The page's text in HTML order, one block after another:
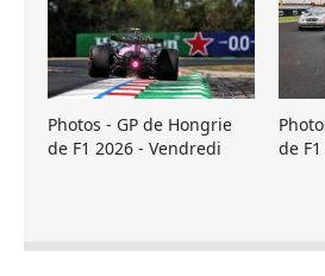
Photos - GP de Hongrie
de F1 2026 - Vendredi
de